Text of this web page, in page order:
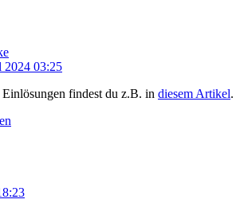
2024 03:25
findest du z.B. in diesem Artikel.